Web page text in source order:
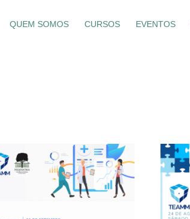
QUEM SOMOS CURSOS EVENTOS